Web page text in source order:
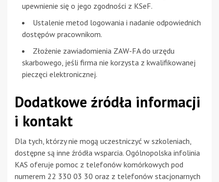
upewnienie się o jego zgodności z KSeF.
Ustalenie metod logowania i nadanie odpowiednich
dostępów pracownikom.
Złożenie zawiadomienia ZAW-FA do urzędu
skarbowego, jeśli firma nie korzysta z kwalifikowanej
pieczęci elektronicznej.
Dodatkowe źródła informacji
i kontakt
Dla tych, którzy nie mogą uczestniczyć w szkoleniach,
dostępne są inne źródła wsparcia. Ogólnopolska infolinia
KAS oferuje pomoc z telefonów komórkowych pod
numerem 22 330 03 30 oraz z telefonów stacjonarnych